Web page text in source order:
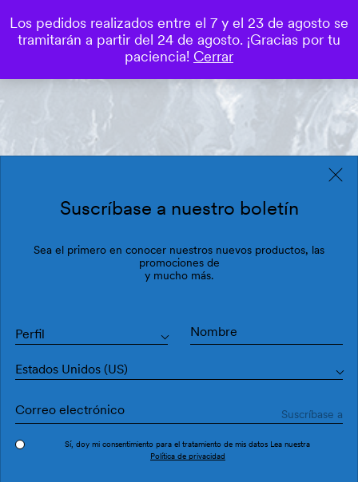
0
Suscríbase a nuestro boletín
Sea el primero en conocer nuestros nuevos productos, las
promociones de
y mucho más.
Perfil
Estados Unidos (US)
Sí, doy mi consentimiento para el tratamiento de mis datos Lea nuestra
Política de privacidad
Los pedidos realizados entre el 7 y el 23 de agosto se
tramitarán a partir del 24 de agosto. ¡Gracias por tu
paciencia! Cerrar